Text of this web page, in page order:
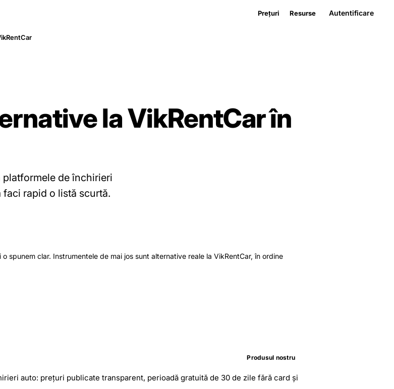
Prețuri Resurse Autentificare
la VikRentCar în
platformele de închirieri
rapid o listă scurtă.
spunem clar. Instrumentele de mai jos sunt alternative reale la VikRentCar, în ordine
Produsul nostru
auto: prețuri publicate transparent, perioadă gratuită de 30 de zile fără card și